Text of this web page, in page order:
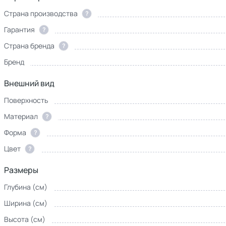
Страна производства ?
Гарантия
?
Страна бренда
?
Бренд
Внешний вид
Поверхность
Материал
?
Форма
?
Цвет
?
Размеры
Глубина (см)
Ширина (см)
Высота (см)